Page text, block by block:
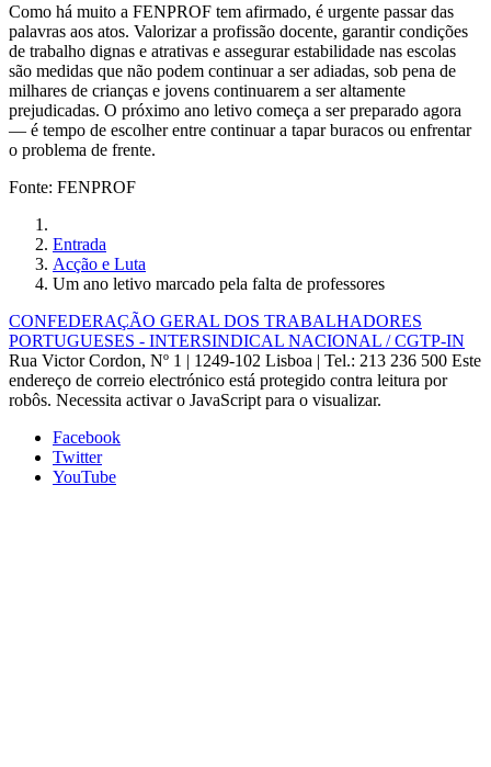
Como há muito a FENPROF tem afirmado, é urgente passar das
palavras aos atos. Valorizar a profissão docente, garantir condições
de trabalho dignas e atrativas e assegurar estabilidade nas escolas
são medidas que não podem continuar a ser adiadas, sob pena de
milhares de crianças e jovens continuarem a ser altamente
prejudicadas. O próximo ano letivo começa a ser preparado agora
— é tempo de escolher entre continuar a tapar buracos ou enfrentar
o problema de frente.
Fonte: FENPROF
Entrada
Acção e Luta
Um ano letivo marcado pela falta de professores
CONFEDERAÇÃO GERAL DOS TRABALHADORES
PORTUGUESES - INTERSINDICAL NACIONAL / CGTP-IN
Rua Victor Cordon, Nº 1 | 1249-102 Lisboa | Tel.: 213 236 500 Este
endereço de correio electrónico está protegido contra leitura por
robôs. Necessita activar o JavaScript para o visualizar.
Facebook
Twitter
YouTube